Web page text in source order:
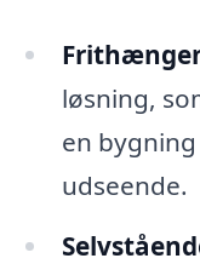
løsning,
en
udseende.